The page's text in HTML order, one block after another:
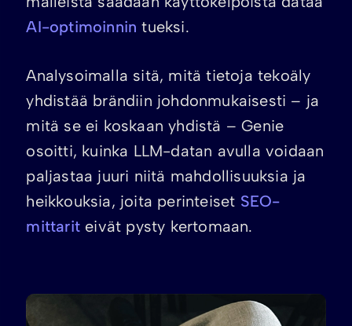
AI-optimoinnin tueksi.
Analysoimalla sitä, mitä tietoja tekoäly
yhdistää brändiin johdonmukaisesti – ja
mitä se ei koskaan yhdistä – Genie
osoitti, kuinka LLM-datan avulla voidaan
paljastaa juuri niitä mahdollisuuksia ja
heikkouksia, joita perinteiset SEO-
mittarit eivät pysty kertomaan.